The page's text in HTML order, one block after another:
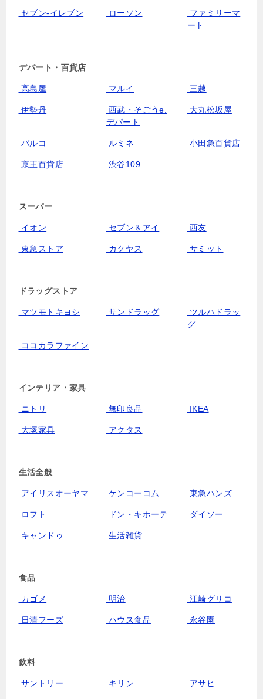
セブン‐イレブン ローソン
ファミリーマ
ート
デパート・百貨店
高島屋 マルイ 三越
伊勢丹
西武・そごうe.
デパート
大丸松坂屋
パルコ ルミネ 小田急百貨店
京王百貨店 渋谷109
スーパー
イオン セブン＆アイ 西友
東急ストア カクヤス サミット
ドラッグストア
マツモトキヨシ サンドラッグ
ツルハドラッ
グ
ココカラファイン
インテリア・家具
ニトリ 無印良品 IKEA
大塚家具 アクタス
生活全般
アイリスオーヤマ ケンコーコム 東急ハンズ
ロフト ドン・キホーテ ダイソー
キャンドゥ 生活雑貨
食品
カゴメ 明治 江崎グリコ
日清フーズ ハウス食品 永谷園
飲料
サントリー キリン アサヒ